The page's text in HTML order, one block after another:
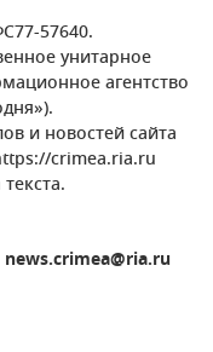
57640.
унитарное
агентство
и новостей сайта
crimea.ria.ru
news.crimea@ria.ru